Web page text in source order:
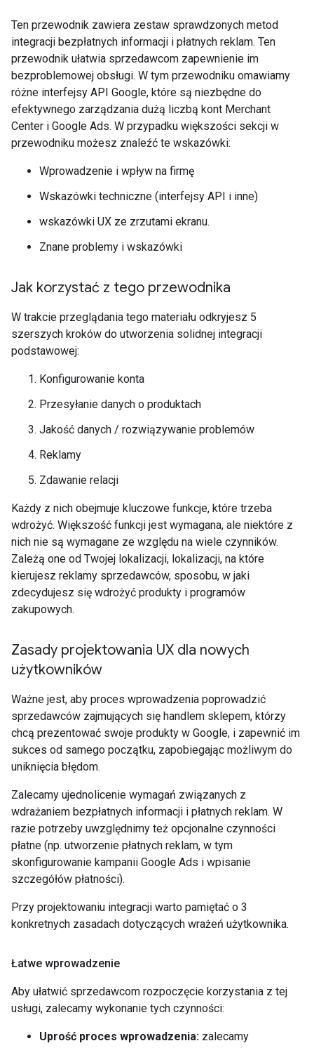
Ten przewodnik zawiera zestaw sprawdzonych metod
integracji bezpłatnych informacji i płatnych reklam. Ten
przewodnik ułatwia sprzedawcom zapewnienie im
bezproblemowej obsługi. W tym przewodniku omawiamy
różne interfejsy API Google, które są niezbędne do
efektywnego zarządzania dużą liczbą kont Merchant
Center i Google Ads. W przypadku większości sekcji w
przewodniku możesz znaleźć te wskazówki:
Wprowadzenie i wpływ na firmę
Wskazówki techniczne (interfejsy API i inne)
wskazówki UX ze zrzutami ekranu.
Znane problemy i wskazówki
Jak korzystać z tego przewodnika
W trakcie przeglądania tego materiału odkryjesz 5
szerszych kroków do utworzenia solidnej integracji
podstawowej:
Konfigurowanie konta
Przesyłanie danych o produktach
Jakość danych / rozwiązywanie problemów
Reklamy
Zdawanie relacji
Każdy z nich obejmuje kluczowe funkcje, które trzeba
wdrożyć. Większość funkcji jest wymagana, ale niektóre z
nich nie są wymagane ze względu na wiele czynników.
Zależą one od Twojej lokalizacji, lokalizacji, na które
kierujesz reklamy sprzedawców, sposobu, w jaki
zdecydujesz się wdrożyć produkty i programów
zakupowych.
Zasady projektowania UX dla nowych
użytkowników
Ważne jest, aby proces wprowadzenia poprowadzić
sprzedawców zajmujących się handlem sklepem, którzy
chcą prezentować swoje produkty w Google, i zapewnić im
sukces od samego początku, zapobiegając możliwym do
uniknięcia błędom.
Zalecamy ujednolicenie wymagań związanych z
wdrażaniem bezpłatnych informacji i płatnych reklam. W
razie potrzeby uwzględnimy też opcjonalne czynności
płatne (np. utworzenie płatnych reklam, w tym
skonfigurowanie kampanii Google Ads i wpisanie
szczegółów płatności).
Przy projektowaniu integracji warto pamiętać o 3
konkretnych zasadach dotyczących wrażeń użytkownika.
Łatwe wprowadzenie
Aby ułatwić sprzedawcom rozpoczęcie korzystania z tej
usługi, zalecamy wykonanie tych czynności:
Uprość proces wprowadzenia: zalecamy